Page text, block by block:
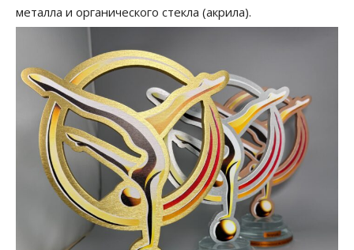
металла и органического стекла (акрила).